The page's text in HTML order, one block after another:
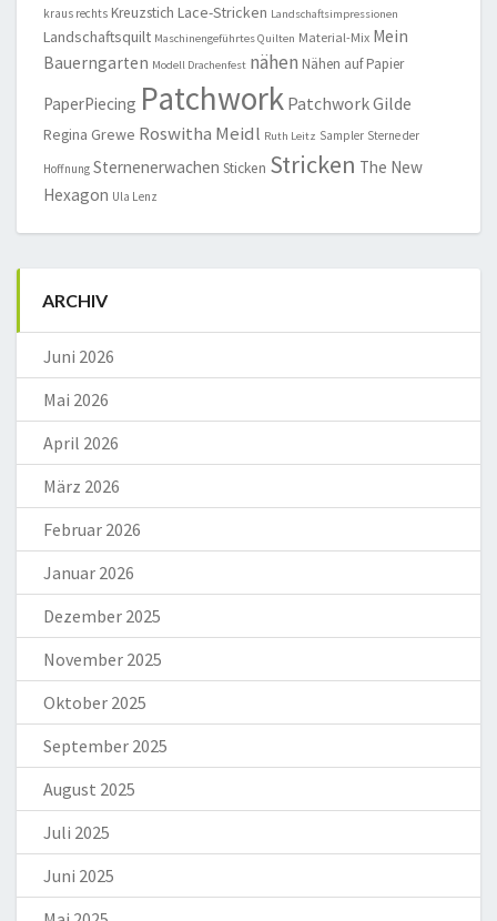
kraus rechts Kreuzstich Lace-Stricken Landschaftsimpressionen
Landschaftsquilt Maschinengeführtes Quilten Material-Mix Mein
Bauerngarten Modell Drachenfest nähen Nähen auf Papier
PaperPiecing Patchwork Patchwork Gilde
Regina Grewe Roswitha Meidl Ruth Leitz Sampler Sterne der
Hoffnung Sternenerwachen Sticken Stricken The New
Hexagon Ula Lenz
ARCHIV
Juni 2026
Mai 2026
April 2026
März 2026
Februar 2026
Januar 2026
Dezember 2025
November 2025
Oktober 2025
September 2025
August 2025
Juli 2025
Juni 2025